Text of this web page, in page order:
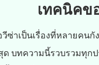
เทคนิคข
ซ่าเป็นเรื่องที่หลายคนกั
ด บทความนี้รวบรวมทุก